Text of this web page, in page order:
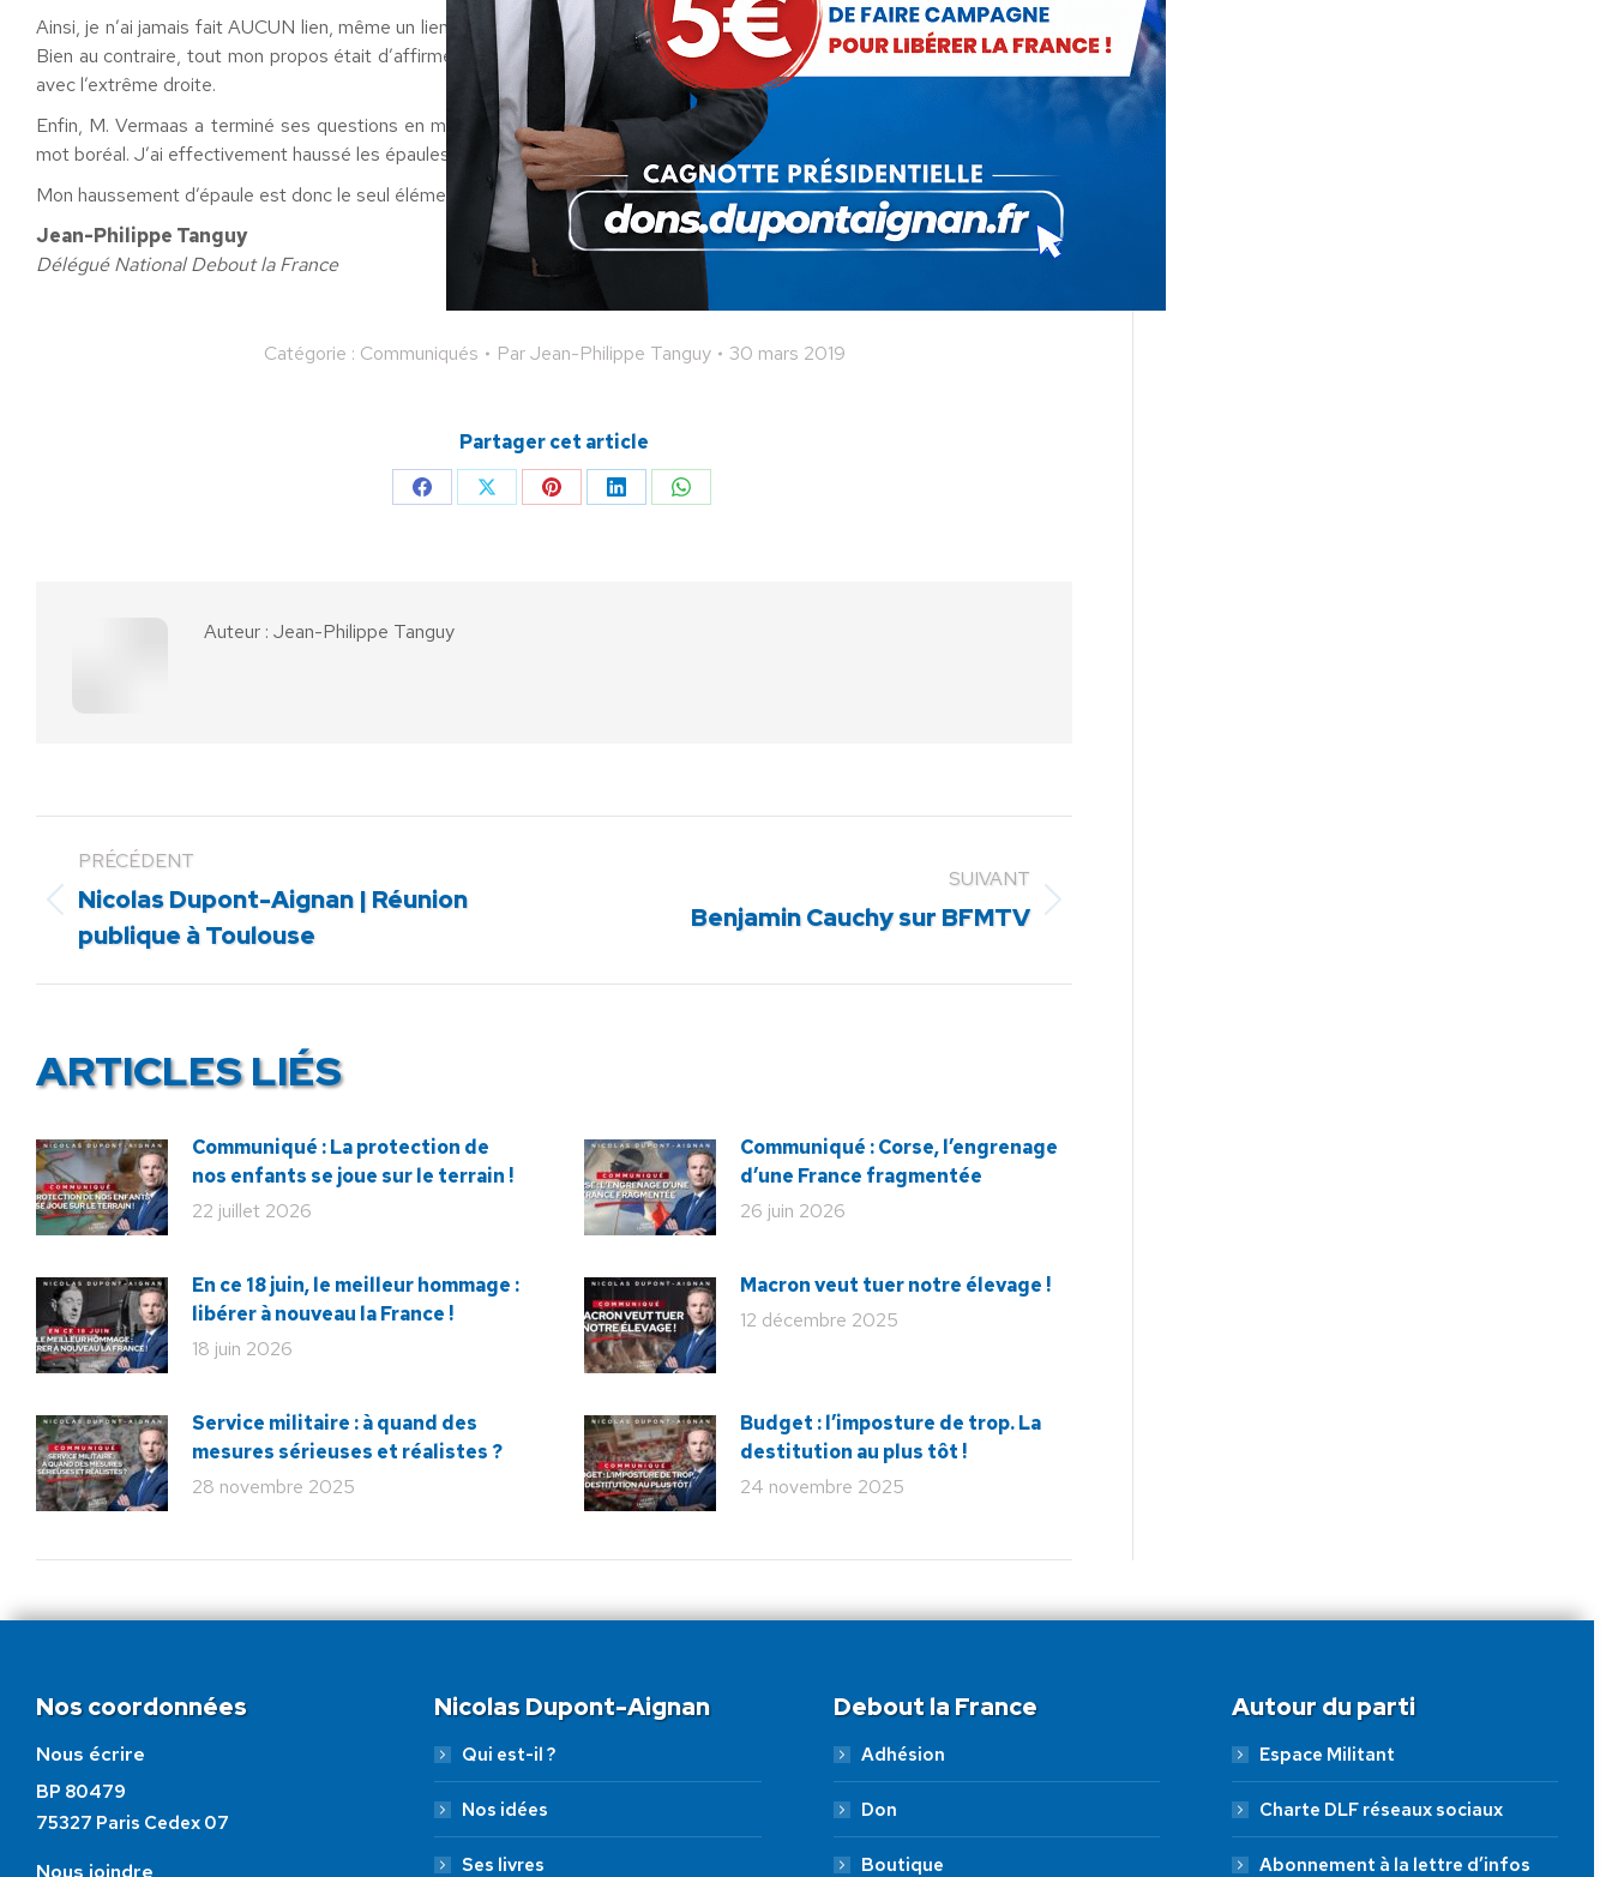
Ainsi, je n’ai jamais fait AUCUN lien, même un lien indirect, entre la thèse abordée par Jean-Marie Le Pen et Thierry Baudet.
Bien au contraire, tout mon propos était d’affirmer que M. Baudet ne pouvait être soupçonné d’avoir des liens idéologiques
avec l’extrême droite.
Enfin, M. Vermaas a terminé ses questions en me disant que Thierry Baudet aurait cité Baudelaire pour justifier l’emploi du
mot boréal. J’ai effectivement haussé les épaules en disant que j’ignorais si Baudelaire avait écrit un poème avec ce mot.
Mon haussement d’épaule est donc le seul élément de vérité d’un tissu de mensonges !
Jean-Philippe Tanguy
Délégué National Debout la France
Catégorie : Communiqués ParJean-Philippe Tanguy 30 mars 2019
Partager cet article
PartagerPartagerPartagerPartagerPartager
Auteur : Jean-Philippe Tanguy
PRÉCÉDENT
Article
précédent
Nicolas Dupont-Aignan | Réunion
publique à Toulouse
SUIVANT
Benjamin Cauchy sur BFMTV
ARTICLES LIÉS
Communiqué : La protection de
nos enfants se joue sur le terrain !
22 juillet 2026
Communiqué : Corse, l’engrenage
d’une France fragmentée
26 juin 2026
En ce 18 juin, le meilleur hommage :
libérer à nouveau la France !
18 juin 2026
Macron veut tuer notre élevage !
12 décembre 2025
Service militaire : à quand des
mesures sérieuses et réalistes ?
28 novembre 2025
Budget : l’imposture de trop. La
destitution au plus tôt !
24 novembre 2025
Nos coordonnées
Nous écrire
BP 80479
75327 Paris Cedex 07
Nous joindre
Nicolas Dupont-Aignan
Qui est-il ?
Nos idées
Ses livres
Debout la France
Adhésion
Don
Boutique
Autour du parti
Espace Militant
Charte DLF réseaux sociaux
Abonnement à la lettre d’infos